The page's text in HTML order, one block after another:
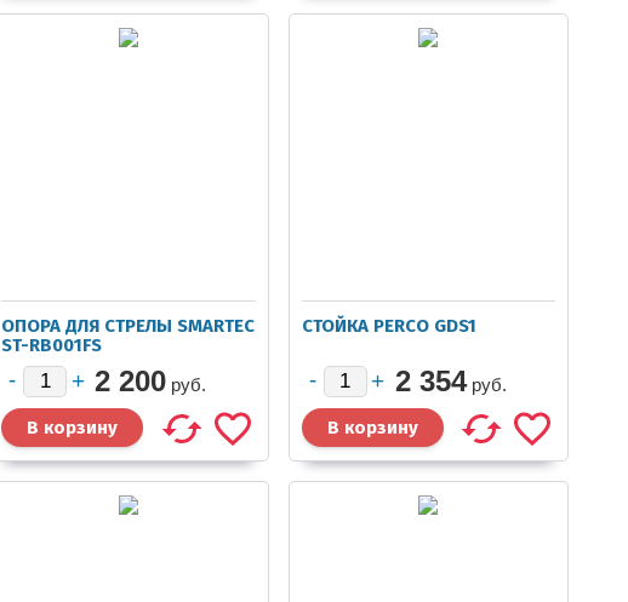
ОПОРА ДЛЯ СТРЕЛЫ SMARTEC
ST-RB001FS
2 200 руб.
СТОЙКА PERCO GDS1
2 354 руб.